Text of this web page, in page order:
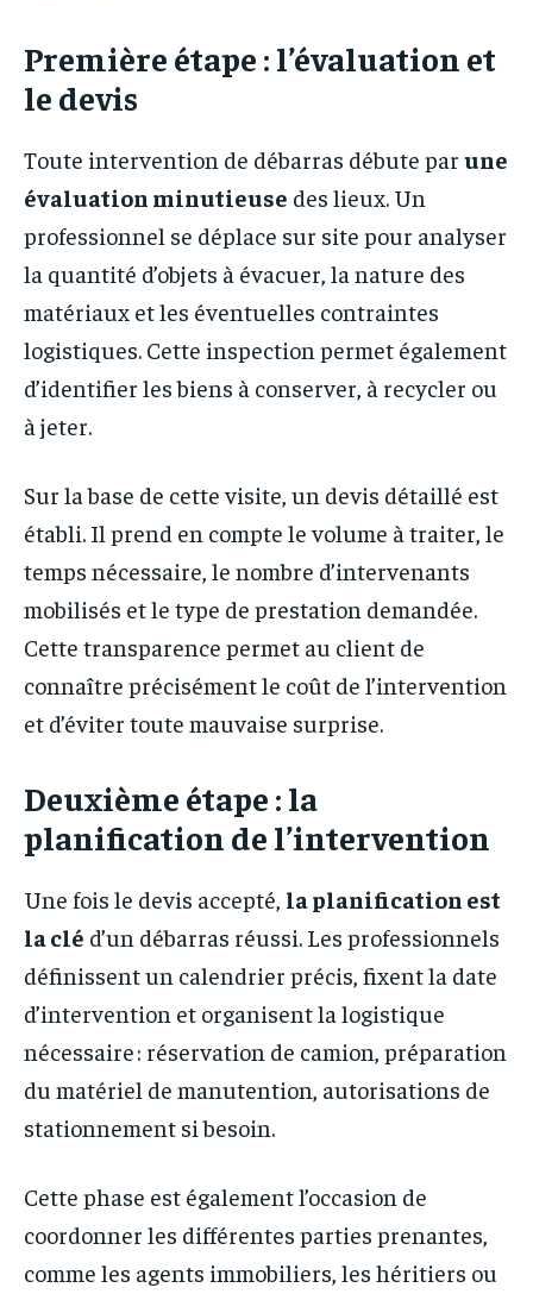
Première étape : l’évaluation et
le devis
Toute intervention de débarras débute par une
évaluation minutieuse des lieux. Un
professionnel se déplace sur site pour analyser
la quantité d’objets à évacuer, la nature des
matériaux et les éventuelles contraintes
logistiques. Cette inspection permet également
d’identifier les biens à conserver, à recycler ou
à jeter.
Sur la base de cette visite, un devis détaillé est
établi. Il prend en compte le volume à traiter, le
temps nécessaire, le nombre d’intervenants
mobilisés et le type de prestation demandée.
Cette transparence permet au client de
connaître précisément le coût de l’intervention
et d’éviter toute mauvaise surprise.
Deuxième étape : la
planification de l’intervention
Une fois le devis accepté, la planification est
la clé d’un débarras réussi. Les professionnels
définissent un calendrier précis, fixent la date
d’intervention et organisent la logistique
nécessaire : réservation de camion, préparation
du matériel de manutention, autorisations de
stationnement si besoin.
Cette phase est également l’occasion de
coordonner les différentes parties prenantes,
comme les agents immobiliers, les héritiers ou